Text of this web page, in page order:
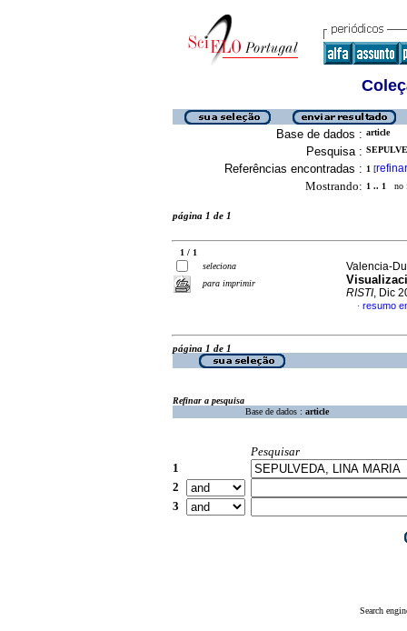
Base de dados : article
Pesquisa :
Referências encontradas : 1 [refinar
Mostrando: 1 .. 1 no
página 1 de 1
1 / 1
seleciona
para imprimir
Valencia-
RISTI, Dic
· resumo
página 1 de 1
Refinar a pesquisa
Base de dados : article
Pesquisar
1
2
3
Search